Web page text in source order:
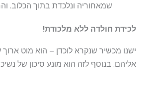
שמאחוריה ונלכדת בתוך הכלוב.
לכידת חולדה ללא מלכודת!
ישנו מכשיר שנקרא לוכדן – הוא מוט
אליהם. בנוסף לזה הוא מונע סיכון של